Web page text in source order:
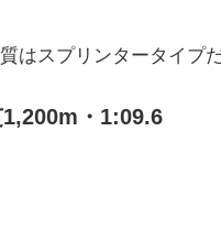
はスプリンタータイプ
・1:09.6